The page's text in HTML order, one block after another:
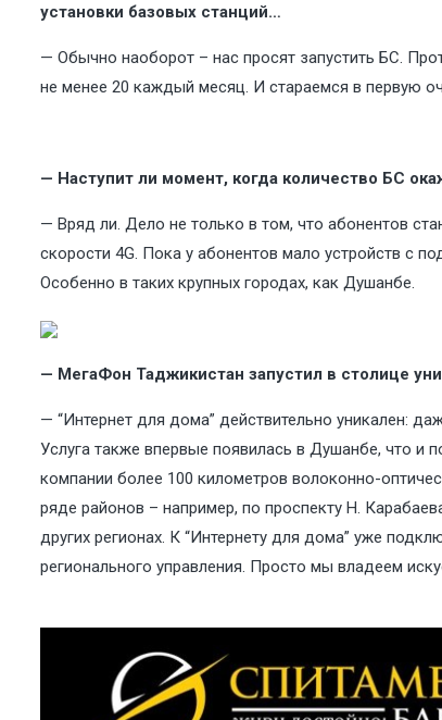
установки базовых станций…
— Обычно наоборот – нас просят запустить БС.
не менее 20 каждый месяц. И стараемся в первую
— Наступит ли момент, когда количество БС
— Вряд ли. Дело не только в том, что абонентов
скорости 4G. Пока у абонентов мало устройств с
Особенно в таких крупных городах, как Душанбе.
— МегаФон Таджикистан запустил в столице
— “Интернет для дома” действительно уникален:
Услуга также впервые появилась в Душанбе, что и
компании более 100 километров волоконно-
ряде районов – например, по проспекту Н.
других регионах. К “Интернету для дома” уже
регионального управления. Просто мы владеем